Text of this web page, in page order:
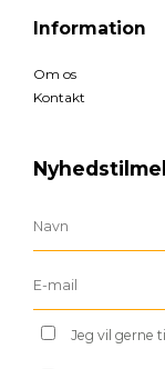
Information
Om os
Kontakt
Jeg vil gerne